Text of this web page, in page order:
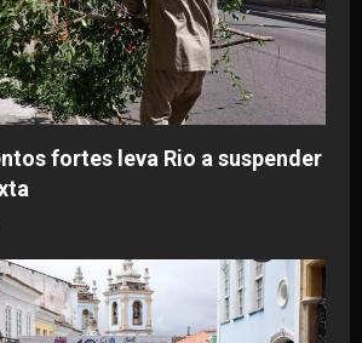
fortes leva Rio a suspender